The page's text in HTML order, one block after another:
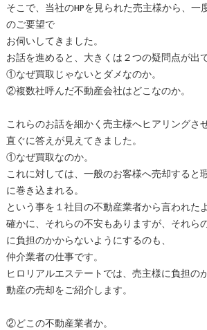
そこで、当社のHPを見られた売主様から、一
のご要望で
お伺いしてきました。
お話を進めると、大きくは２つの疑問点が出
①なぜ買取じゃないとダメなのか。
②複数社呼んだ不動産会社はどこなのか。
これらのお話を細かく売主様へヒアリングさ
直ぐに答えが見えてきました。
①なぜ買取なのか。
これに対しては、一般のお客様へ売却すると
に巻き込まれる。
という事を１社目の不動産業者から言われた
確かに、それらの不安もありますが、それら
に負担のかからないようにするのも、
仲介業者の仕事です。
ヒロリアルエステートでは、売主様に負担の
動産の売却をご紹介します。
②どこの不動産業者か。